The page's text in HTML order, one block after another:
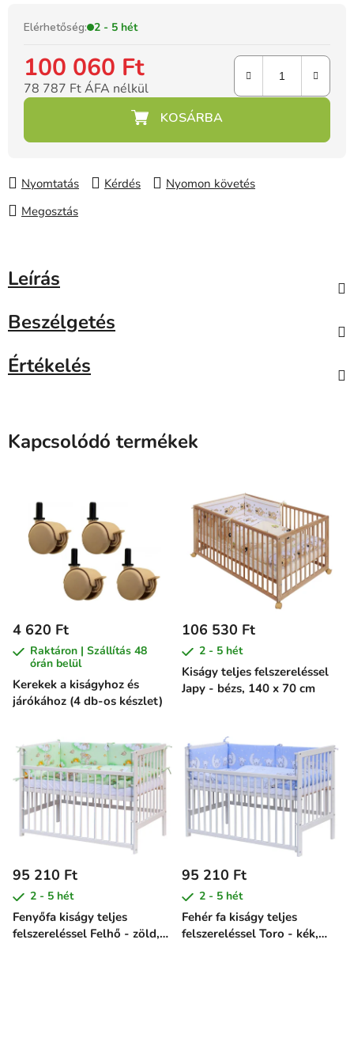
Elérhetőség: 2 - 5 hét
100 060 Ft
78 787 Ft ÁFA nélkül
Nyomtatás Kérdés
Nyomon követés
Megosztás
Leírás
Beszélgetés
Értékelés
Kapcsolódó termékek
Kerekek a kiságyhoz és
járókához (4 db-os készlet)
4 620 Ft
Raktáron | Szállítás 48
órán belül
Kiságy teljes felszereléssel
Japy - bézs, 140 x 70 cm
106 530 Ft
2 - 5 hét
Fenyőfa kiságy teljes
felszereléssel Felhő - zöld,
95 210 Ft
2 - 5 hét
Fehér fa kiságy teljes
felszereléssel Toro - kék,
95 210 Ft
2 - 5 hét